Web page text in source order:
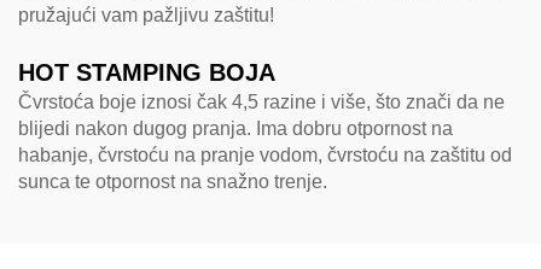
pružajući vam pažljivu zaštitu!
HOT STAMPING BOJA
Čvrstoća boje iznosi čak 4,5 razine i više, što znači da ne
blijedi nakon dugog pranja. Ima dobru otpornost na
habanje, čvrstoću na pranje vodom, čvrstoću na zaštitu od
sunca te otpornost na snažno trenje.